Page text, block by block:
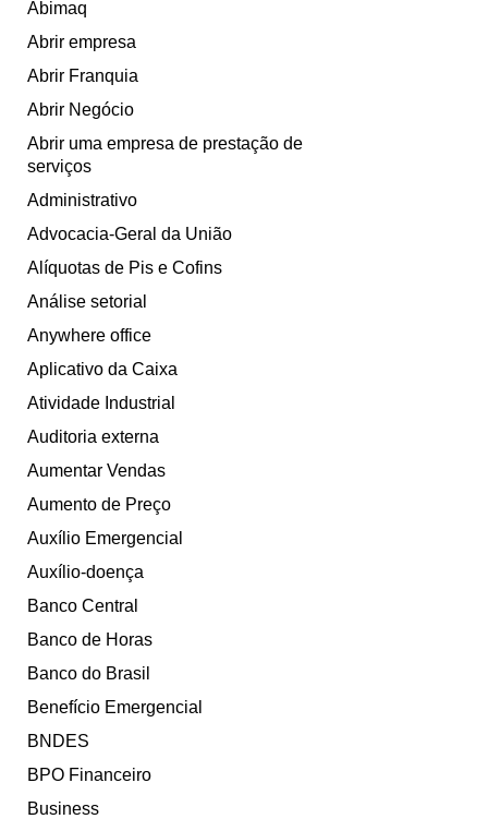
Abimaq
Abrir empresa
Abrir Franquia
Abrir Negócio
Abrir uma empresa de prestação de
serviços
Administrativo
Advocacia-Geral da União
Alíquotas de Pis e Cofins
Análise setorial
Anywhere office
Aplicativo da Caixa
Atividade Industrial
Auditoria externa
Aumentar Vendas
Aumento de Preço
Auxílio Emergencial
Auxílio-doença
Banco Central
Banco de Horas
Banco do Brasil
Benefício Emergencial
BNDES
BPO Financeiro
Business